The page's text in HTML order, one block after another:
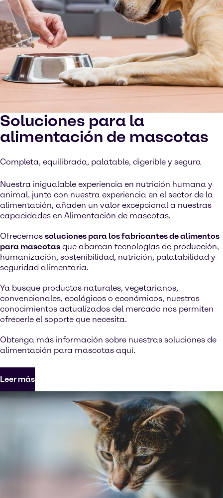
Soluciones para la
alimentación de mascotas
Completa, equilibrada, palatable, digerible y segura
Nuestra inigualable experiencia en nutrición humana y
animal, junto con nuestra experiencia en el sector de la
alimentación, añaden un valor excepcional a nuestras
capacidades en Alimentación de mascotas.
Ofrecemos soluciones para los fabricantes de alimentos
para mascotas que abarcan tecnologías de producción,
humanización, sostenibilidad, nutrición, palatabilidad y
seguridad alimentaria.
Ya busque productos naturales, vegetarianos,
convencionales, ecológicos o económicos, nuestros
conocimientos actualizados del mercado nos permiten
ofrecerle el soporte que necesita.
Obtenga más información sobre nuestras soluciones de
alimentación para mascotas aquí.
Leer más